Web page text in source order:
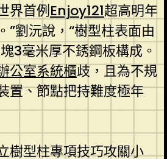
界首例Enjoy121超高明年
”劉沅說，“樹型柱表面由
3毫米厚不銹鋼板構成。
公室系統櫃歧，且為不規
置、節點把持難度極年
樹型柱專項技巧攻關小